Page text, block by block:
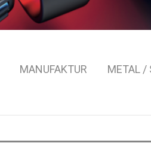
MANUFAKTUR METAL /